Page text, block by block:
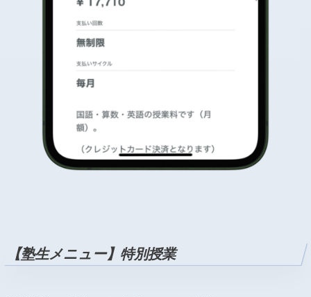
【塾生メニュー】特別授業